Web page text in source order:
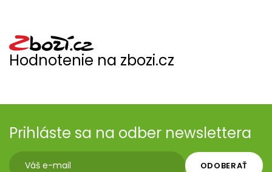
Hodnotenie na zbozi.cz
Prihláste sa na odber newslettera
ODOBERAŤ